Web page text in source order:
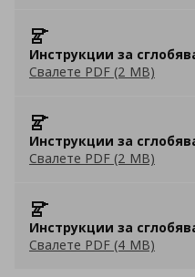
Инструкции за
Свалете PDF (2 MB)
Инструкции за
Свалете PDF (2 MB)
Инструкции за
Свалете PDF (4 MB)